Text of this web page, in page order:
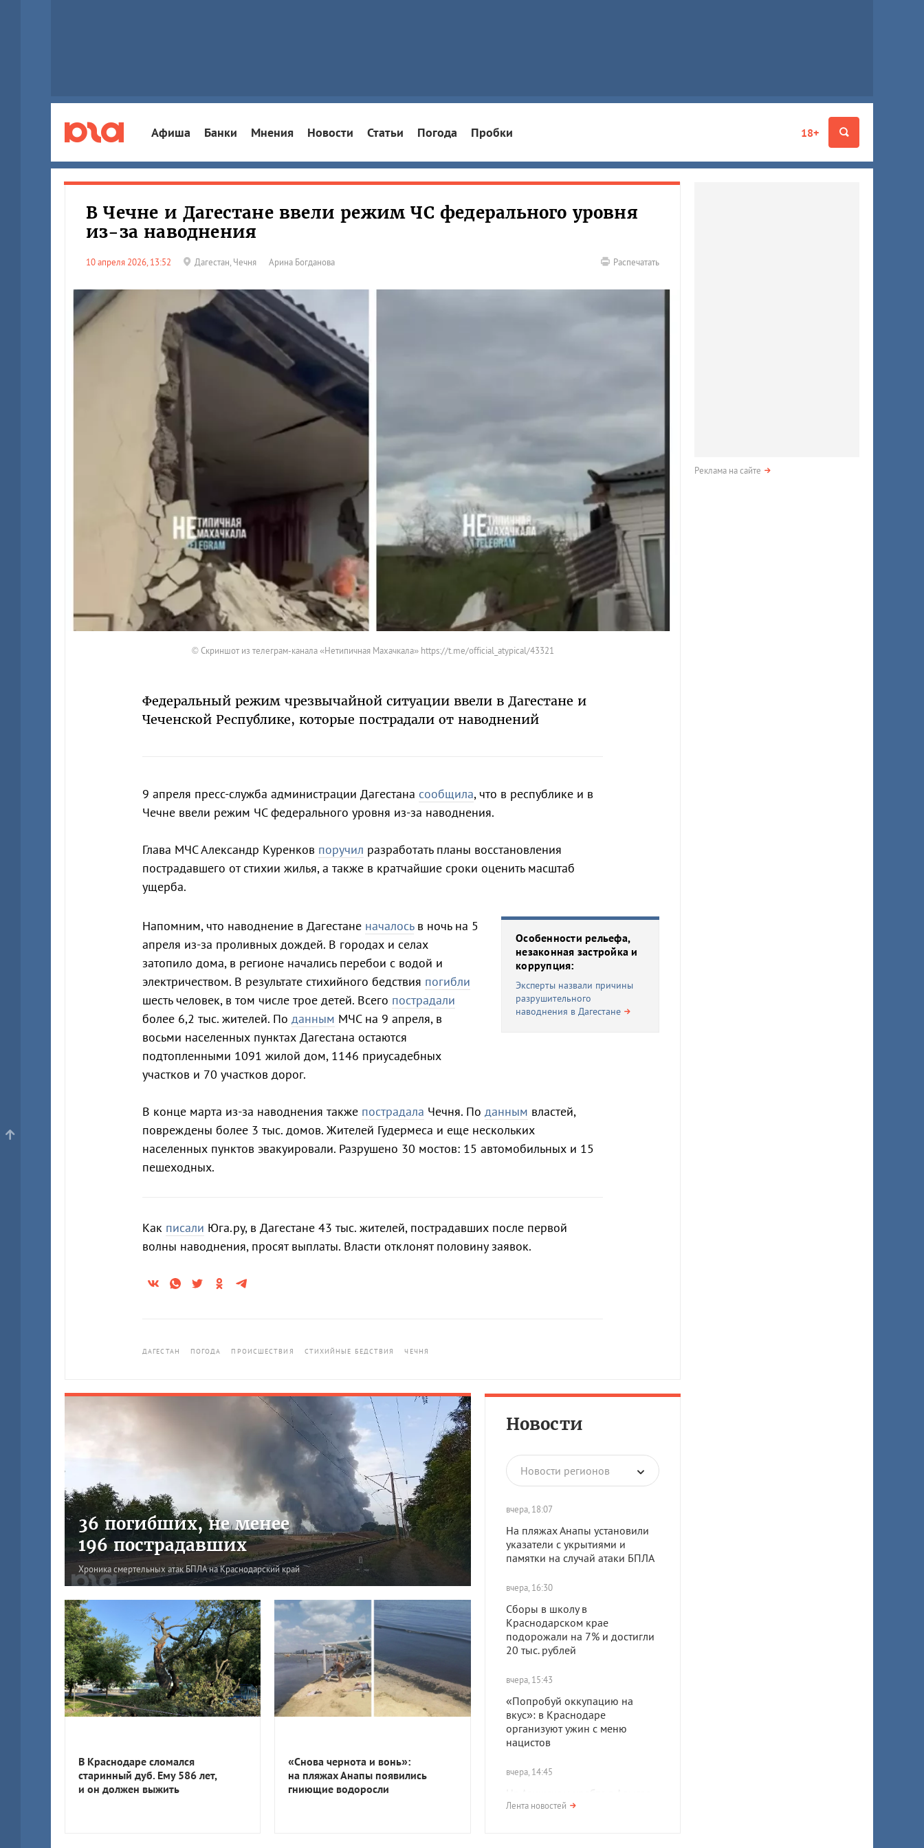
18+
Афиша Банки Мнения Новости Статьи Погода Пробки
В Чечне и Дагестане ввели режим ЧС федерального уровня
из-за наводнения
10 апреля 2026, 13:52 Дагестан, Чечня Арина Богданова Распечатать
© Скриншот из телеграм-канала «Нетипичная Махачкала» https://t.me/official_atypical/43321
Федеральный режим чрезвычайной ситуации ввели в Дагестане и
Чеченской Республике, которые пострадали от наводнений
9 апреля пресс-служба администрации Дагестана сообщила, что в республике и в
Чечне ввели режим ЧС федерального уровня из-за наводнения.
Глава МЧС Александр Куренков поручил разработать планы восстановления
пострадавшего от стихии жилья, а также в кратчайшие сроки оценить масштаб
ущерба.
Особенности рельефа,
незаконная застройка и
коррупция:
Эксперты назвали причины
разрушительного
наводнения в Дагестане
Напомним, что наводнение в Дагестане началосьв ночь на 5
апреля из-за проливных дождей. В городах и селах
затопило дома, в регионе начались перебои с водой и
электричеством. В результате стихийного бедствия погибли
шесть человек, в том числе трое детей. Всего пострадали
более 6,2 тыс. жителей. По данным МЧС на 9 апреля, в
восьми населенных пунктах Дагестана остаются
подтопленными 1091 жилой дом, 1146 приусадебных
участков и 70 участков дорог.
В конце марта из-за наводнения также пострадала Чечня. По данным властей,
повреждены более 3 тыс. домов. Жителей Гудермеса и еще нескольких
населенных пунктов эвакуировали. Разрушено 30 мостов: 15 автомобильных и 15
пешеходных.
Как писали Юга.ру, в Дагестане 43 тыс. жителей, пострадавших после первой
волны наводнения, просят выплаты. Власти отклонят половину заявок.
ДАГЕСТАН ПОГОДА ПРОИСШЕСТВИЯ СТИХИЙНЫЕ БЕДСТВИЯ ЧЕЧНЯ
Новости
Новости регионов
вчера, 18:07
На пляжах Анапы установили
указатели с укрытиями и
памятки на случай атаки БПЛА
вчера, 16:30
Сборы в школу в
Краснодарском крае
подорожали на 7% и достигли
20 тыс. рублей
вчера, 15:43
«Попробуй оккупацию на
вкус»: в Краснодаре
организуют ужин с меню
нацистов
вчера, 14:45
На Азишском хребте в Адыгее
нашли поселение протомеотов
Лента новостей
36 погибших, не менее
196 пострадавших
Хроника смертельных атак БПЛА на Краснодарский край
В Краснодаре сломался
старинный дуб. Ему 586 лет,
и он должен выжить
«Снова чернота и вонь»:
на пляжах Анапы появились
гниющие водоросли
Реклама на сайте